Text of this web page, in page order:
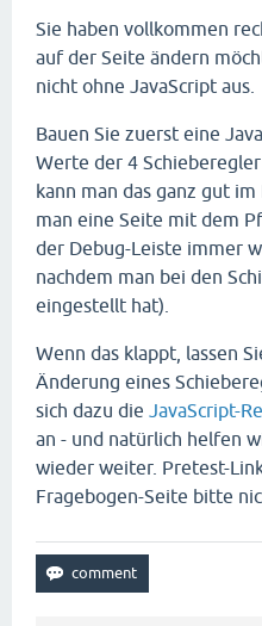
Sie haben vollkommen
auf der Seite ändern
nicht ohne JavaScript aus.
Bauen Sie zuerst eine
Werte der 4
kann man das ganz gut
man eine Seite mit dem
der Debug-Leiste immer
nachdem man bei den
eingestellt hat).
Wenn das klappt, lassen
Änderung eines
sich dazu die JavaScript-
an - und natürlich helfen
wieder weiter. Pretest-
Fragebogen-Seite bitte